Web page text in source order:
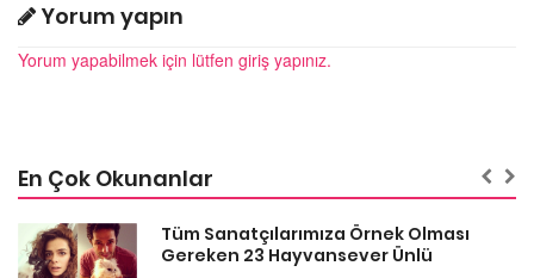
Yorum yapın
Yorum yapabilmek için lütfen giriş yapınız.
En Çok Okunanlar
Tüm Sanatçılarımıza Örnek Olması
Gereken 23 Hayvansever Ünlü